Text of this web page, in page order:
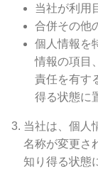
当社が利用
合併その他
個人情報を
情報の項目
責任を有す
得る状態に
当社は、個人
名称が変更さ
知り得る状態